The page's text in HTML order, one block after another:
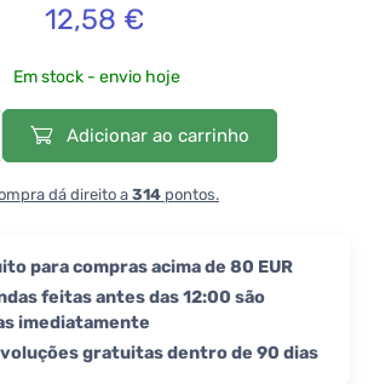
12,58 €
Em stock - envio hoje
Adicionar ao carrinho
dá direito a 314 pontos.
para compras acima de 80 EUR
feitas antes das 12:00 são
imediatamente
gratuitas dentro de 90 dias